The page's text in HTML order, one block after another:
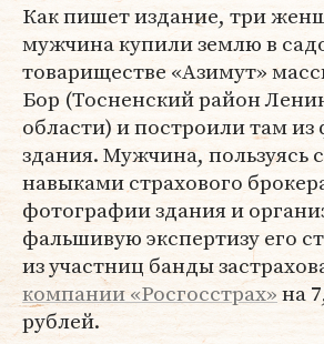
Как пишет издание, три
мужчина купили землю в
товариществе «Азимут»
Бор (Тосненский район
области) и построили там
здания. Мужчина, пользуясь
навыками страхового
фотографии здания и
фальшивую экспертизу его
из участниц банды
компании «Росгосстрах»на
рублей.